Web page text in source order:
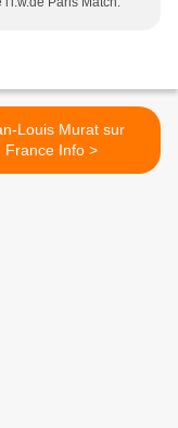
Louis Murat sur
France Info >